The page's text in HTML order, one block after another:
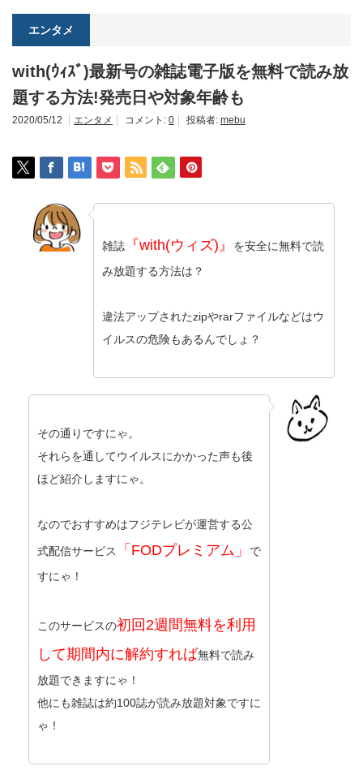
エンタメ
with(ｳｨｽﾞ)最新号の雑誌電子版を無料で読み放
題する方法!発売日や対象年齢も
2020/05/12 エンタメ コメント: 0 投稿者: mebu
雑誌 『with(ウィズ)』
を安全に無料で読
み放題する方法は？
違法アップされたzipやrarファイルなどはウ
イルスの危険もあるんでしょ？
その通りですにゃ。
それらを通してウイルスにかかった声も後
ほど紹介しますにゃ。
なのでおすすめはフジテレビが運営する公
式配信サービス 「FODプレミアム」
で
すにゃ！
このサービスの初回2週間無料を利用
して期間内に解約すれば無料で読み
放題できますにゃ！
他にも雑誌は約100誌が読み放題対象ですに
ゃ！